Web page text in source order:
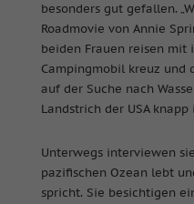
besonders gut gefallen.
Roadmovie von Annie
beiden Frauen reisen mit
Campingmobil kreuz und
auf der Suche nach
Landstrich der USA knapp
Unterwegs interviewen
pazifischen Ozean lebt
spricht. Sie besichtigen